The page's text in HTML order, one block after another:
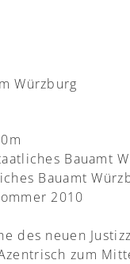
Würzburg
Bauamt
Bauamt
2010
des neuen
zum